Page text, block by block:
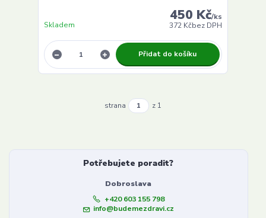
450 Kč/ks
372 Kčbez DPH
Skladem
Přidat do košíku
strana z 1
Potřebujete poradit?
Dobroslava
+420 603 155 798
info@budemezdravi.cz